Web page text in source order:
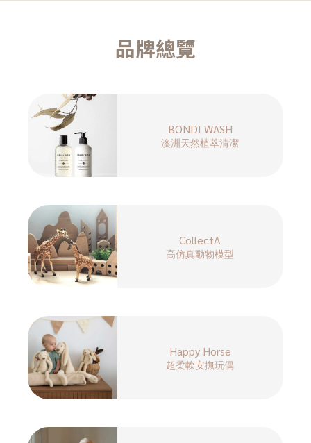
品牌總覽
BONDI WASH
澳洲天然植萃清潔
CollectA
高仿真動物模型
Happy Horse
超柔軟安撫玩偶